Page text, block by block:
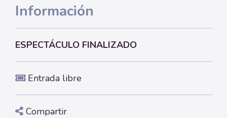
Información
ESPECTÁCULO FINALIZADO
Entrada libre
Compartir